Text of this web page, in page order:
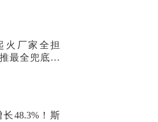
火厂家全担
最全兜底行
48.3%！斯